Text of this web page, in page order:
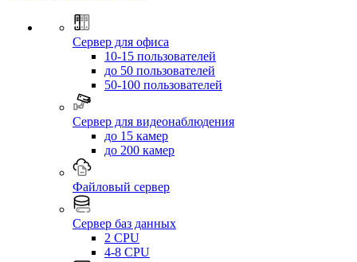
Сервер для офиса
10-15 пользователей
до 50 пользователей
50-100 пользователей
Сервер для видеонаблюдения
до 15 камер
до 200 камер
Файловый сервер
Сервер баз данных
2 CPU
4-8 CPU